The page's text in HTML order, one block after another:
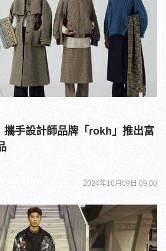
攜手設計師品牌「rokh」推出富
2024年10月09日 09:00